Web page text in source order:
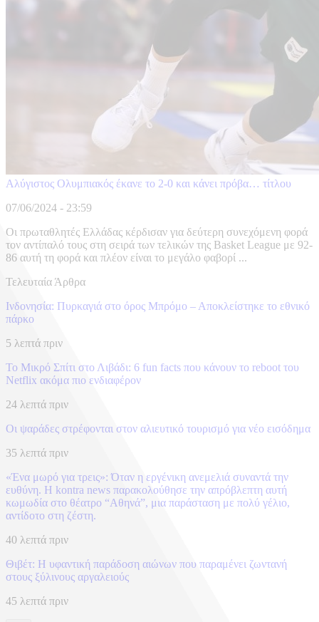
Αλύγιστος Ολυμπιακός έκανε το 2-0 και κάνει πρόβα… τίτλου
07/06/2024 - 23:59
Οι πρωταθλητές Ελλάδας κέρδισαν για δεύτερη συνεχόμενη φορά
τον αντίπαλό τους στη σειρά των τελικών της Basket League με 92-
86 αυτή τη φορά και πλέον είναι το μεγάλο φαβορί ...
Τελευταία Άρθρα
Ινδονησία: Πυρκαγιά στο όρος Μπρόμο – Αποκλείστηκε το εθνικό
πάρκο
5 λεπτά πριν
To Mικρό Σπίτι στο Λιβάδι: 6 fun facts που κάνουν το reboot του
Netflix ακόμα πιο ενδιαφέρον
24 λεπτά πριν
Οι ψαράδες στρέφονται στον αλιευτικό τουρισμό για νέο εισόδημα
35 λεπτά πριν
«Ένα μωρό για τρεις»: Όταν η εργένικη ανεμελιά συναντά την
ευθύνη. Η kontra news παρακολούθησε την απρόβλεπτη αυτή
κωμωδία στο θέατρο “Αθηνά”, μια παράσταση με πολύ γέλιο,
αντίδοτο στη ζέστη.
40 λεπτά πριν
Θιβέτ: Η υφαντική παράδοση αιώνων που παραμένει ζωντανή
στους ξύλινους αργαλειούς
45 λεπτά πριν